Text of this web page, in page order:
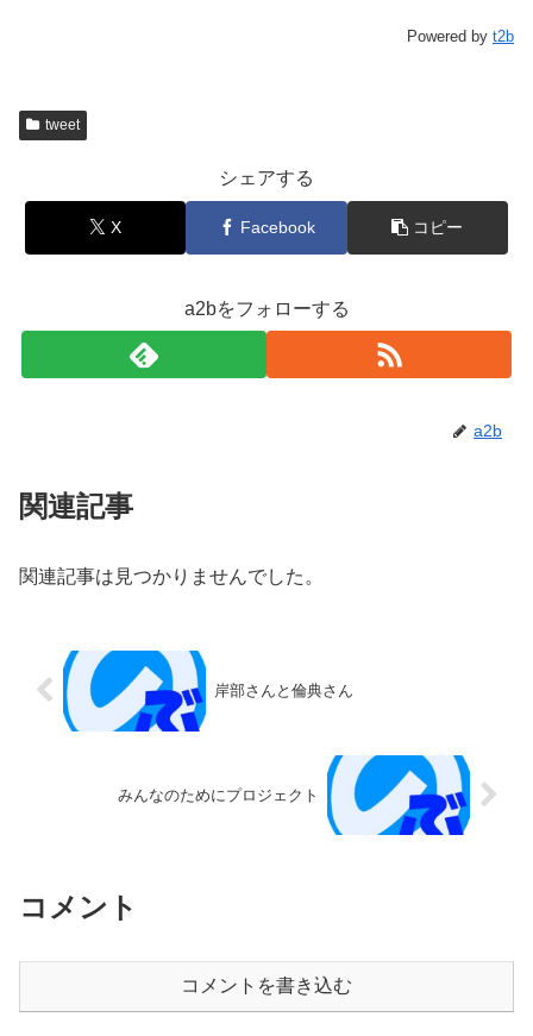
Powered by t2b
tweet
シェアする
X Facebook コピー
a2bをフォローする
a2b
関連記事
関連記事は見つかりませんでした。
岸部さんと倫典さん
みんなのためにプロジェクト
コメント
コメントを書き込む